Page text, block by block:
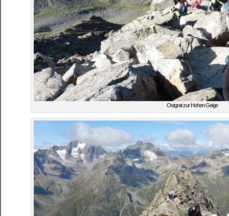
Ostgrat zur Hohen Geige